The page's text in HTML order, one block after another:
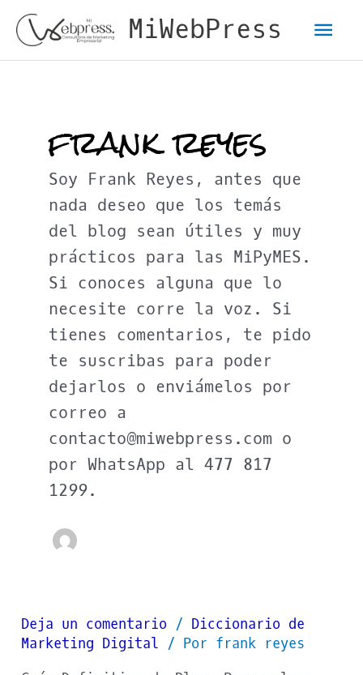
contenido
MiWebPress
frank reyes
Soy Frank Reyes, antes que
nada deseo que los temás
del blog sean útiles y muy
prácticos para las MiPyMES.
Si conoces alguna que lo
necesite corre la voz. Si
tienes comentarios, te pido
te suscribas para poder
dejarlos o enviámelos por
correo a
contacto@miwebpress.com o
por WhatsApp al 477 817
1299.
Deja un comentario / Diccionario de
Marketing Digital / Por frank reyes
Blog